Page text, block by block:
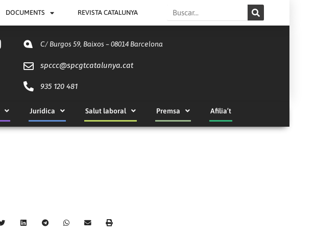
DOCUMENTS REVISTA CATALUNYA Search
C/ Burgos 59, Baixos – 08014 Barcelona
spccc@spcgtcatalunya.cat
935 120 481
Jurídica Salut laboral Premsa Afilia’t